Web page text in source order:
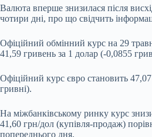
Валюта вперше знизилася після
чотири дні, про що свідчить
Офіційний обмінний курс на 29
41,59 гривень за 1 долар (-0,0855
Офіційний курс євро становить
гривні).
На міжбанківському ринку курс
41,60 грн/дол (купівля-продаж)
попереднього дня.